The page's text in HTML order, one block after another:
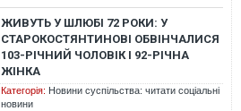
ЖИВУТЬ У ШЛЮБІ 72 РОКИ: У
СТАРОКОСТЯНТИНОВІ ОБВІНЧАЛИСЯ
103-РІЧНИЙ ЧОЛОВІК І 92-РІЧНА
ЖІНКА
Категорія: Новини суспільства: читати соціальні
новини